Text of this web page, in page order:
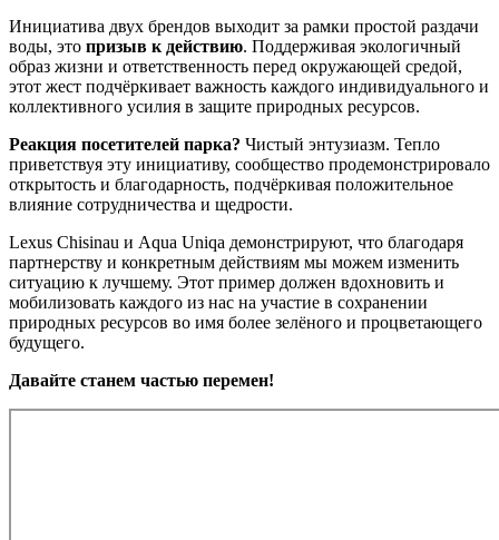
Инициатива двух брендов выходит за рамки простой раздачи
воды, это призыв к действию. Поддерживая экологичный
образ жизни и ответственность перед окружающей средой,
этот жест подчёркивает важность каждого индивидуального и
коллективного усилия в защите природных ресурсов.
Реакция посетителей парка? Чистый энтузиазм. Тепло
приветствуя эту инициативу, сообщество продемонстрировало
открытость и благодарность, подчёркивая положительное
влияние сотрудничества и щедрости.
Lexus Chisinau и Aqua Uniqa демонстрируют, что благодаря
партнерству и конкретным действиям мы можем изменить
ситуацию к лучшему. Этот пример должен вдохновить и
мобилизовать каждого из нас на участие в сохранении
природных ресурсов во имя более зелёного и процветающего
будущего.
Давайте станем частью перемен!